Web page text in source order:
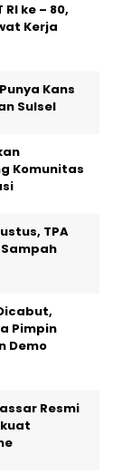
ke – 80,
Kerja
Kans
Sulsel
Komunitas
TPA
Pimpin
Demo
Resmi